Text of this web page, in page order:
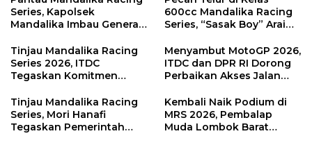
Series, Kapolsek
Mandalika Imbau Generasi
Sirkuit, Bukan Jalan Raya
600cc Mandalika Racing
Series, “Sasak Boy” Arai
Kemenangan
Tinjau Mandalika Racing
Series 2026, ITDC
Tegaskan Komitmen
Dampak Ekonomi
Kawasan
Menyambut MotoGP 2026,
ITDC dan DPR RI Dorong
Perbaikan Akses Jalan
di KEK Mandalika
Tinjau Mandalika Racing
Series, Mori Hanafi
Tegaskan Pemerintah
Kembali Naik Podium di
MRS 2026, Pembalap
Muda Lombok Barat